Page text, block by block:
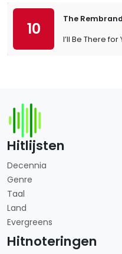
10
The
I’ll Be There for
Hitlijsten
Decennia
Genre
Taal
Land
Evergreens
Hitnoteringen